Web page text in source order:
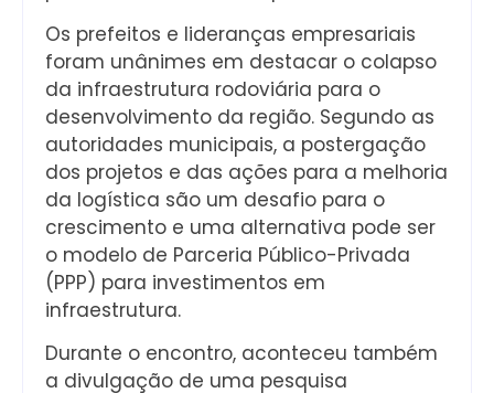
Os prefeitos e lideranças empresariais
foram unânimes em destacar o colapso
da infraestrutura rodoviária para o
desenvolvimento da região. Segundo as
autoridades municipais, a postergação
dos projetos e das ações para a melhoria
da logística são um desafio para o
crescimento e uma alternativa pode ser
o modelo de Parceria Público-Privada
(PPP) para investimentos em
infraestrutura.
Durante o encontro, aconteceu também
a divulgação de uma pesquisa